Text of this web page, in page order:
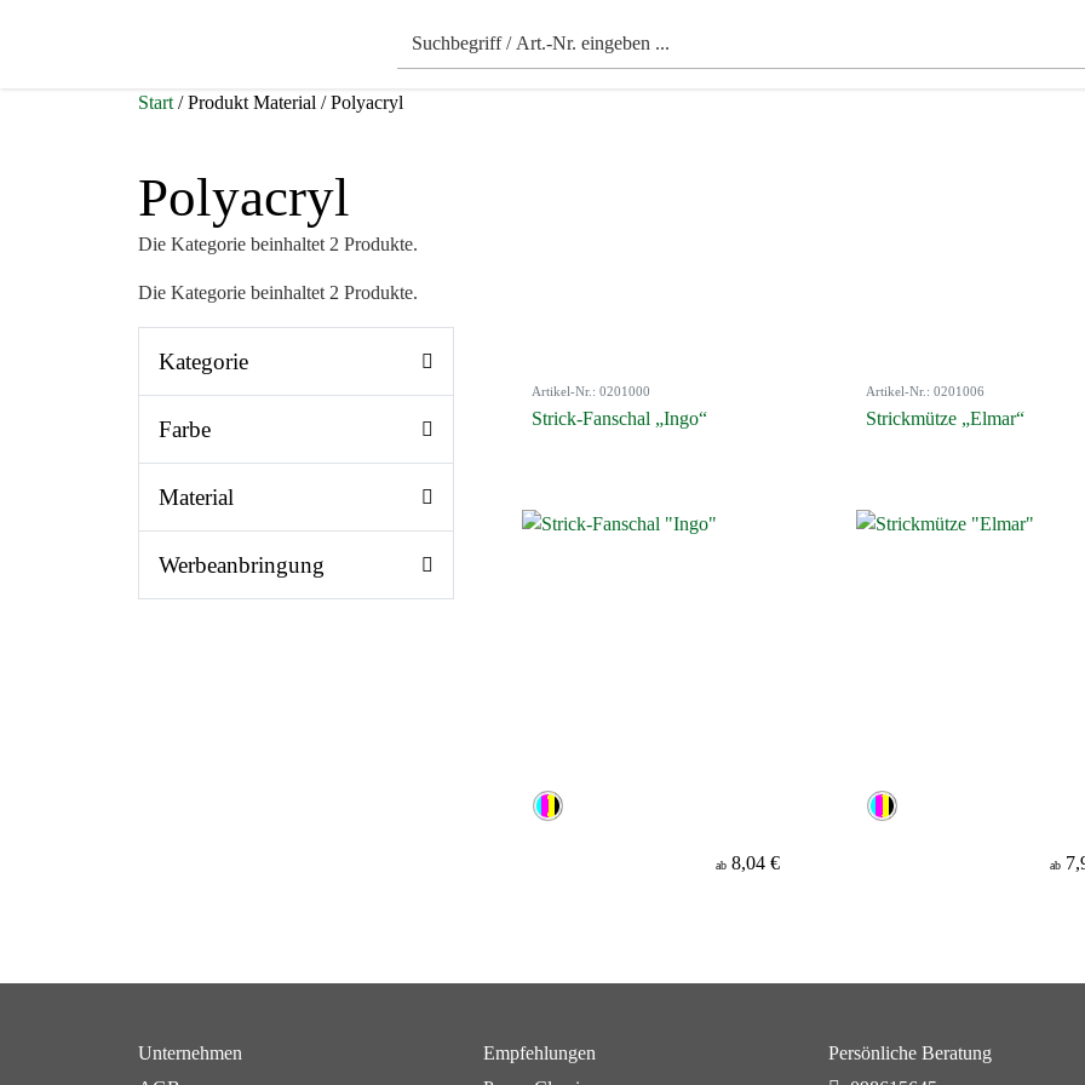
Start / Produkt Material / Polyacryl
Polyacryl
Die Kategorie beinhaltet 2 Produkte.
Die Kategorie beinhaltet 2 Produkte.
Kategorie
Farbe
Material
Werbeanbringung
Artikel-Nr.: 0201000
Strick-Fanschal „Ingo“
ab 8,04 €
Artikel-Nr.: 0201006
Strickmütze „Elmar“
ab
Unternehmen
Empfehlungen
Persönliche Beratung